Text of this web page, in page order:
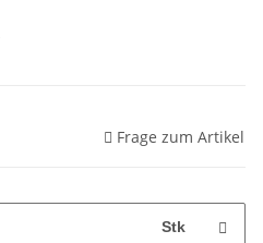
Frage zum Artikel
Stk